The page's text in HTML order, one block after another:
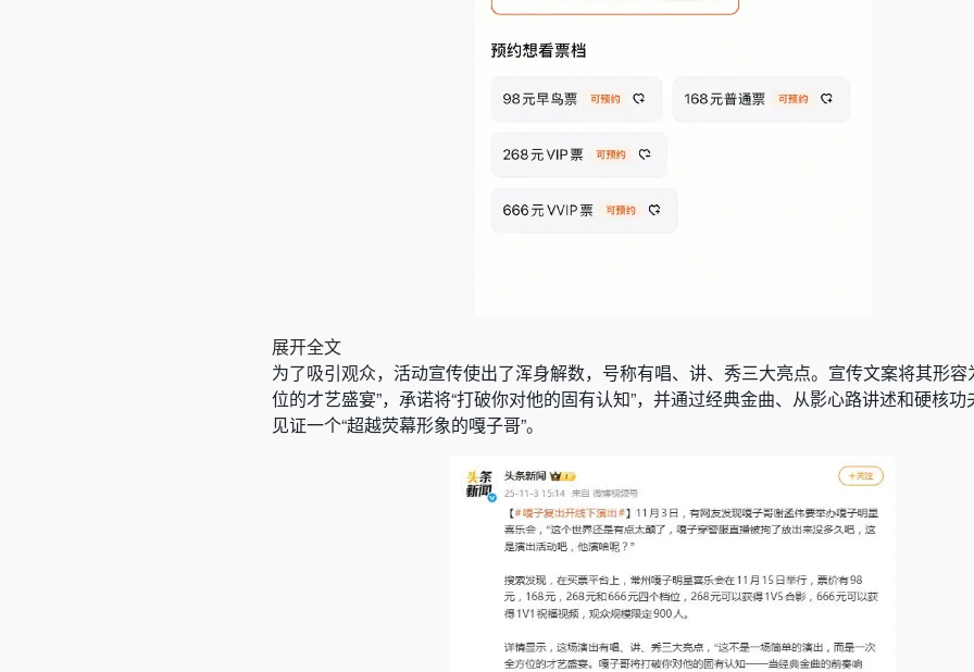
展开全文
为了吸引观众，活动宣传使出了浑身解数，号称有唱、讲、秀三大亮点。宣传文案将其形容
位的才艺盛宴”，承诺将“打破你对他的固有认知”，并通过经典金曲、从影心路讲述和硬核功
见证一个“超越荧幕形象的嘎子哥”。